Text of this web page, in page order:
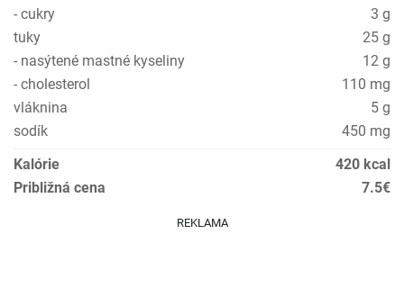
- cukry
3 g
tuky
25 g
- nasýtené mastné kyseliny
12 g
- cholesterol
110 mg
vláknina
5 g
sodík
450 mg
Kalórie
420 kcal
Približná cena
7.5€
REKLAMA